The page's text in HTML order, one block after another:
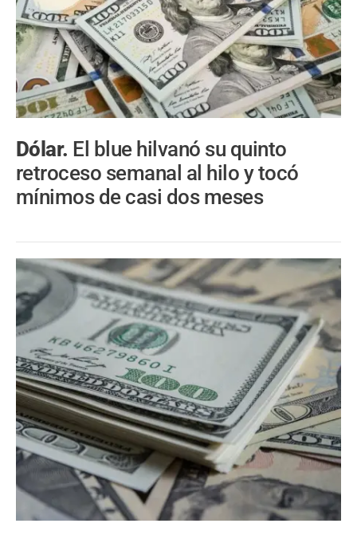
Dólar. El blue hilvanó su quinto
retroceso semanal al hilo y tocó
mínimos de casi dos meses